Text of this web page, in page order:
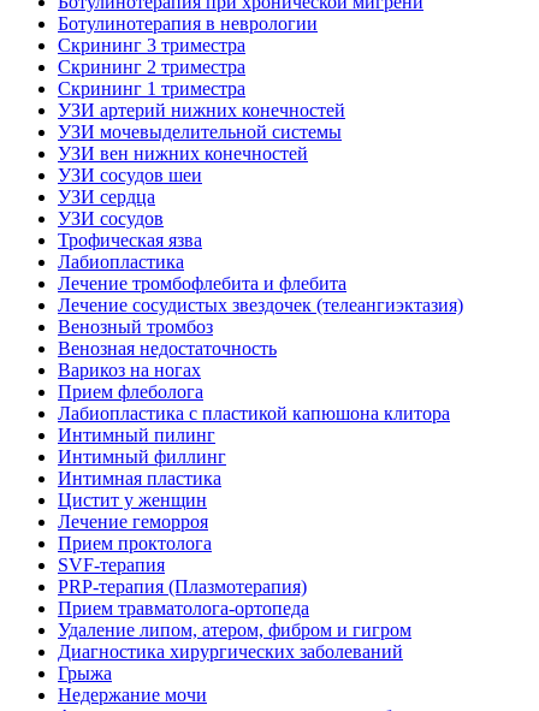
Ботулинотерапия в неврологии
Скрининг 3 триместра
Скрининг 2 триместра
Скрининг 1 триместра
УЗИ артерий нижних конечностей
УЗИ мочевыделительной системы
УЗИ вен нижних конечностей
УЗИ сосудов шеи
УЗИ сердца
УЗИ сосудов
Трофическая язва
Лабиопластика
Лечение тромбофлебита и флебита
Лечение сосудистых звездочек (телеангиэктазия)
Венозный тромбоз
Венозная недостаточность
Варикоз на ногах
Прием флеболога
Лабиопластика с пластикой капюшона клитора
Интимный пилинг
Интимный филлинг
Интимная пластика
Цистит у женщин
Лечение геморроя
Прием проктолога
SVF-терапия
PRP-терапия (Плазмотерапия)
Прием травматолога-ортопеда
Удаление липом, атером, фибром и гигром
Диагностика хирургических заболеваний
Грыжа
Недержание мочи